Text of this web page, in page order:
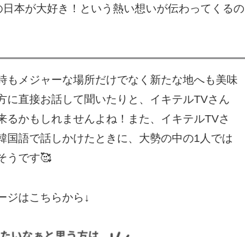
本が大好き！という熱い想いが伝わってくるの
メジャーな場所だけでなく新たな地へも美味
に直接お話して聞いたりと、イキテルTVさん
かもしれませんよね！また、イキテルTVさ
国語で話しかけたときに、大勢の中の1人では
うです🥰
ジはこちらから↓